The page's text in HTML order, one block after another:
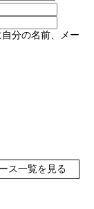
分の名前、メー
ス一覧を見る